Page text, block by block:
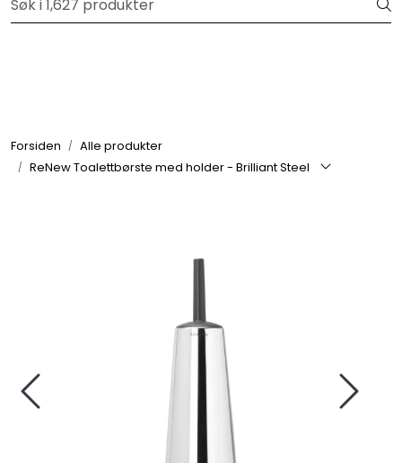
Skip to main contentVelkommen til vår forhandlerportal
Forsiden
Alle produkter
ReNew Toalettbørste med holder - Brilliant Steel
Om oss